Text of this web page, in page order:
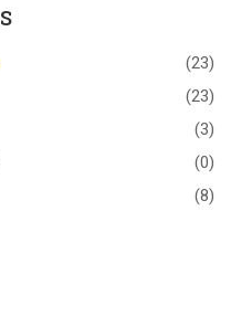
(23)
(23)
(3)
(0)
(8)